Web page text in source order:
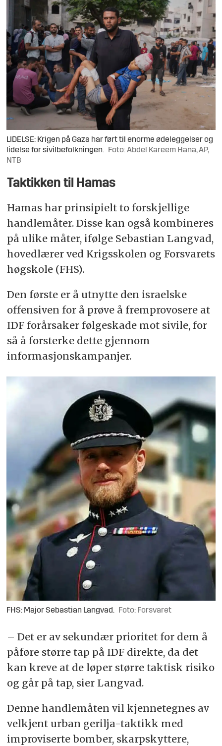
LIDELSE: Krigen på Gaza har ført til enorme ødeleggelser og
lidelse for sivilbefolkningen.
Foto: Abdel Kareem Hana, AP,
NTB
Taktikken til Hamas
Hamas har prinsipielt to forskjellige
handlemåter. Disse kan også kombineres
på ulike måter, ifølge Sebastian Langvad,
hovedlærer ved Krigsskolen og Forsvarets
høgskole (FHS).
Den første er å utnytte den israelske
offensiven for å prøve å fremprovosere at
IDF forårsaker følgeskade mot sivile, for
så å forsterke dette gjennom
informasjonskampanjer.
FHS: Major Sebastian Langvad. Foto: Forsvaret
– Det er av sekundær prioritet for dem å
påføre større tap på IDF direkte, da det
kan kreve at de løper større taktisk risiko
og går på tap, sier Langvad.
Denne handlemåten vil kjennetegnes av
velkjent urban gerilja-taktikk med
improviserte bomber, skarpskyttere,